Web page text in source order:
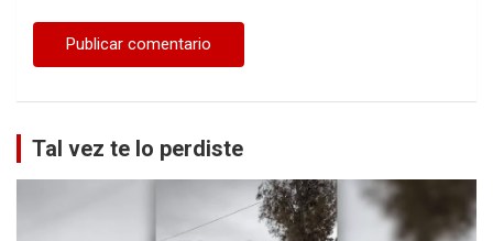
Tal vez te lo perdiste